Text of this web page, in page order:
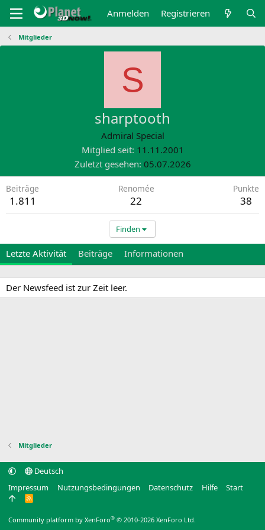
Anmelden Registrieren
Mitglieder
S
sharptooth
Admiral Special
Mitglied seit 11.11.2001
Zuletzt gesehen 05.07.2026
Beiträge
1.811
Renomée
22
Punkte
38
Finden
Letzte Aktivität Beiträge Informationen
Der Newsfeed ist zur Zeit leer.
Mitglieder
Deutsch
Impressum
Nutzungsbedingungen Datenschutz Hilfe Start
R
Community platform by XenForo® © 2010-2026 XenForo Ltd.